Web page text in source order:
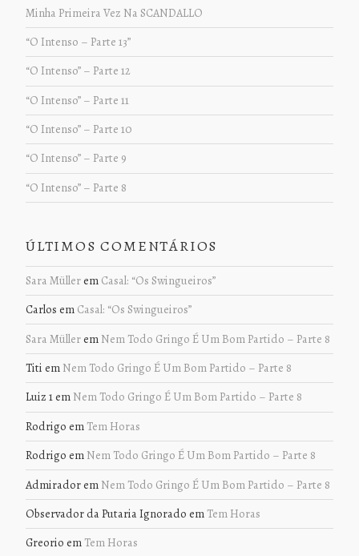
Minha Primeira Vez Na SCANDALLO
“O Intenso – Parte 13”
“O Intenso” – Parte 12
“O Intenso” – Parte 11
“O Intenso” – Parte 10
“O Intenso” – Parte 9
“O Intenso” – Parte 8
ÚLTIMOS COMENTÁRIOS
Sara Müllerem Casal: “Os Swingueiros”
Carlos em Casal: “Os Swingueiros”
Sara Müllerem Nem Todo Gringo É Um Bom Partido – Parte 8
Titi em Nem Todo Gringo É Um Bom Partido – Parte 8
Luiz 1em Nem Todo Gringo É Um Bom Partido – Parte 8
Rodrigo em Tem Horas
Rodrigo em Nem Todo Gringo É Um Bom Partido – Parte 8
Admiradorem Nem Todo Gringo É Um Bom Partido – Parte 8
Observador da Putaria Ignorado em Tem Horas
Greorio em Tem Horas